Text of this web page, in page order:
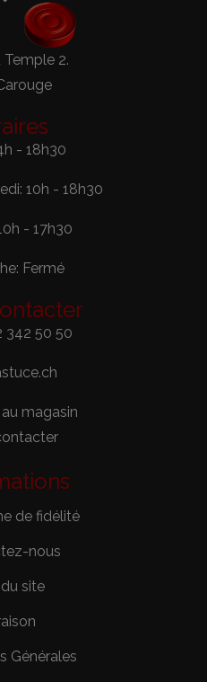
Temple 2.
- 18h30
10h - 18h30
- 17h30
Fermé
342 50 50
magasin
de fidélité
nous
site
Générales